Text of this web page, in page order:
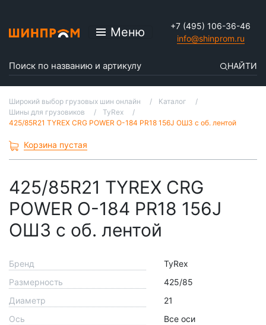
Меню
+7 (495) 106-36-46
info@shinprom.ru
НАЙТИ
Широкий выбор грузовых шин онлайн
Каталог
Шины для грузовиков
TyRex
425/85R21 TYREX CRG POWER О-184 PR18 156J ОШЗ с об. лентой
Корзина пустая
425/85R21 TYREX CRG
POWER О-184 PR18 156J
ОШЗ с об. лентой
Бренд
TyRex
Размерность
425/85
Диаметр
21
Ось
Все оси